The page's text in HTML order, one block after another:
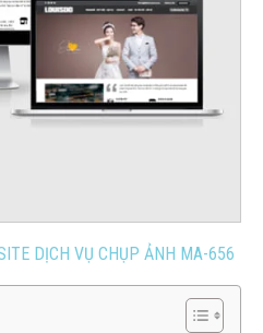
DỊCH VỤ CHỤP ẢNH MA-656